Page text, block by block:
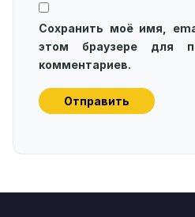
Сохранить моё имя,
этом браузере для
комментариев.